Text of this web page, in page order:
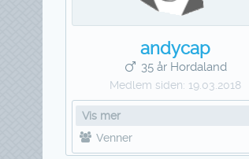
andycap
35 år Hordaland
Medlem siden: 19.03.2018
Vis mer
Venner